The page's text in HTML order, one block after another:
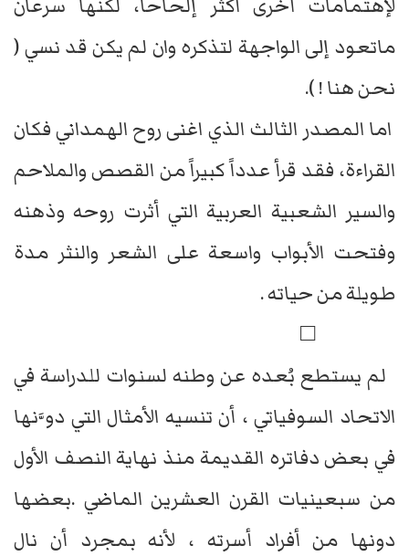
ماتعود إلى الواجهة لتذكره وان لم يكن قد نسي (
نحن هنا ! ).
اما المصدر الثالث الذي اغنى روح الهمداني فكان
القراءة، فقد قرأ عدداً كبيراً من القصص والملاحم
والسير الشعبية العربية التي أثرت روحه وذهنه
وفتحت الأبواب واسعة على الشعر والنثر مدة
طويلة من حياته .
□
لم يستطع بُعده عن وطنه لسنوات للدراسة في
الاتحاد السوفياتي ، أن تنسيه الأمثال التي دوَّنها
في بعض دفاتره القديمة منذ نهاية النصف الأول
من سبعينيات القرن العشرين الماضي .بعضها
دونها من أفراد أسرته ، لأنه بمجرد أن نال